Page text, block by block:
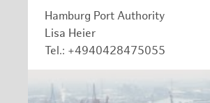
Hamburg Port Authority
Lisa Heier
Tel.: +4940428475055